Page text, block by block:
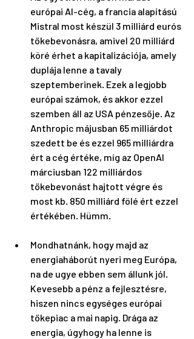
európai AI-cég, a francia alapítású
Mistral most készül 3 milliárd eurós
tőkebevonásra, amivel 20 milliárd
köré érhet a kapitalizációja, amely
duplája lenne a tavaly
szeptemberinek. Ezek a legjobb
európai számok, és akkor ezzel
szemben áll az USA pénzesője. Az
Anthropic májusban 65 milliárdot
szedett be és ezzel 965 milliárdra
ért a cég értéke, míg az OpenAI
márciusban 122 milliárdos
tőkebevonást hajtott végre és
most kb. 850 milliárd fölé ért ezzel
értékében. Hümm.
Mondhatnánk, hogy majd az
energiaháborút nyeri meg Európa,
na de ugye ebben sem állunk jól.
Kevesebb a pénz a fejlesztésre,
hiszen nincs egységes európai
tőkepiac a mai napig. Drága az
energia, úgyhogy ha lenne is